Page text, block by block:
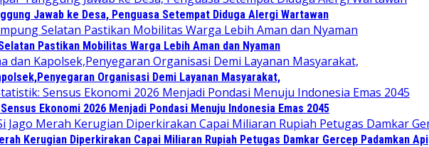
Jawab ke Desa, Penguasa Setempat Diduga Alergi Wartawan
Pastikan Mobilitas Warga Lebih Aman dan Nyaman
Organisasi Demi Layanan Masyarakat,
Ekonomi 2026 Menjadi Pondasi Menuju Indonesia Emas 2045
Kerugian Diperkirakan Capai Miliaran Rupiah Petugas Damkar Gercep Padamkan Api